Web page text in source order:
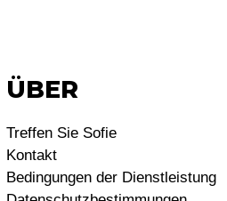
ÜBER
Treffen Sie Sofie
Kontakt
Bedingungen der Dienstleistung